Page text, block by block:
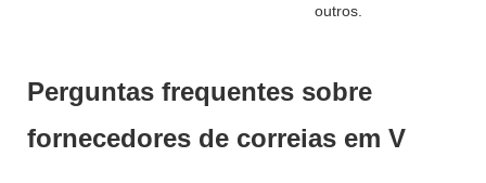
outros.
Perguntas frequentes sobre
fornecedores de correias em V